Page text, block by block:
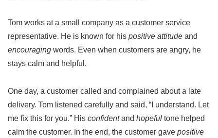
Tom works at a small company as a customer service
representative. He is known for his positive attitude and
encouraging words. Even when customers are angry, he
stays calm and helpful.
One day, a customer called and complained about a late
delivery. Tom listened carefully and said, “I understand. Let
me fix this for you.” His confidentand hopeful tone helped
calm the customer. In the end, the customer gave positive